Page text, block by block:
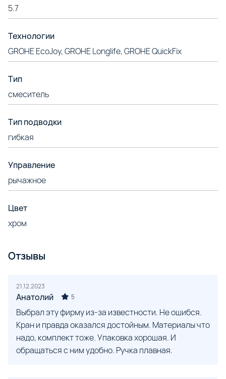
5.7
Технологии
GROHE EcoJoy, GROHE Longlife, GROHE QuickFix
Тип
смеситель
Тип подводки
гибкая
Управление
рычажное
Цвет
хром
Отзывы
21.12.2023
Анатолий 5
Выбрал эту фирму из-за известности. Не ошибся.
Кран и правда оказался достойным. Материалы что
надо, комплект тоже. Упаковка хорошая. И
обращаться с ним удобно. Ручка плавная.